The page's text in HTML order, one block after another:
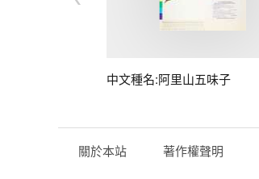
中文種名:阿里山五味子
關於本站 著作權聲明